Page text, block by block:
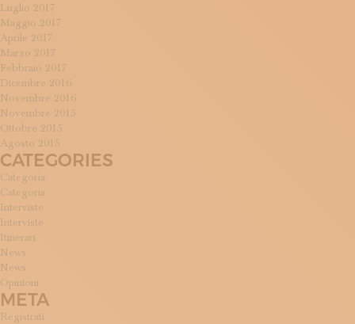
Luglio 2017
Maggio 2017
Aprile 2017
Marzo 2017
Febbraio 2017
Dicembre 2016
Novembre 2016
Novembre 2015
Ottobre 2015
Agosto 2015
CATEGORIES
Categoria
Categoria
Interviste
Interviste
Itinerari
News
News
Opinioni
META
Registrati